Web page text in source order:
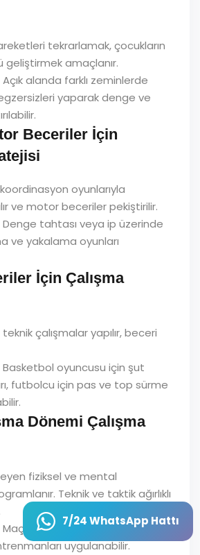
7/24 WhatsApp Hattı
tekrarlamak, çocukların
amaçlanır.
Açık alanda farklı zeminlerde
yaparak denge ve
Beceriler İçin
oyunlarıyla
ve motor beceriler pekiştirilir.
Denge tahtası veya ip üzerinde
ve yakalama oyunları
İçin Çalışma
çalışmalar yapılır, beceri
Basketbol oyuncusu için şut
futbolcu için pas ve top sürme
Dönemi Çalışma
fiziksel ve mental
Teknik ve taktik ağırlıklı
Maç simülasyonları, kondisyon
uygulanabilir.